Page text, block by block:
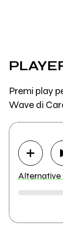
Premi play
Wave di
Alternative